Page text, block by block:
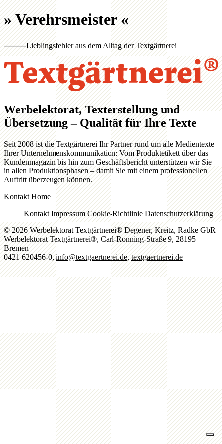
»Verehrsmeister«
⸻Lieblingsfehler aus dem Alltag der Textgärtnerei
Werbelektorat, Texterstellung und
Übersetzung – Qualität für Ihre Texte
Seit 2008 ist die Textgärtnerei Ihr Partner rund um alle Medientexte
Ihrer Unternehmenskommunikation: Vom Produktetikett über das
Kundenmagazin bis hin zum Geschäftsbericht unterstützen wir Sie
in allen Produktionsphasen – damit Sie mit einem professionellen
Auftritt überzeugen können.
Kontakt Home
Kontakt Impressum Cookie-Richtlinie Datenschutzerklärung
© 2026 Werbelektorat Textgärtnerei® Degener, Kreitz, Radke GbR
Werbelektorat Textgärtnerei®, Carl-Ronning-Straße 9, 28195
Bremen
0421 620456-0,info@textgaertnerei.de,textgaertnerei.de